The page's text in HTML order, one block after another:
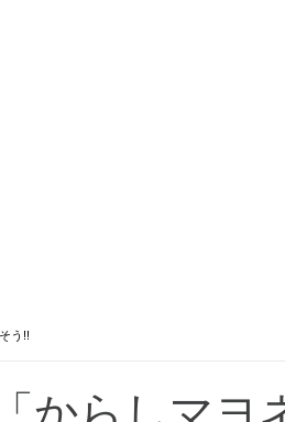
う!!
からしマヨ